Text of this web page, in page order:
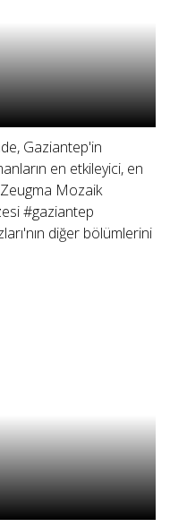
Gaziantep'in
en etkileyici, en
Mozaik
#gaziantep
diğer bölümlerini